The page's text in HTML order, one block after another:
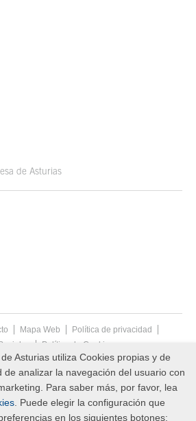
de Asturias
Menú pie
8
Mapa Web
Política de privacidad
Política de Cookies
Fin menú pie
13:26:56 UTC 2026 Fundación Princesa de
Asturias
Asturias utiliza Cookies propias y de
de analizar la navegación del usuario con
Para saber más, por favor, lea
. Puede elegir la configuración que
en los siguientes botones: